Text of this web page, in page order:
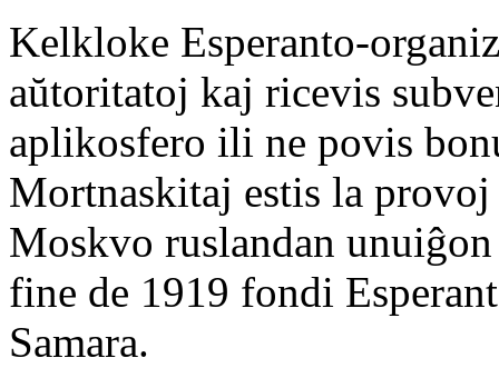
Kelkloke Esperanto-
aŭtoritatoj kaj ricevis
aplikosfero ili ne povis
Mortnaskitaj estis la
Moskvo ruslandan
fine de 1919 fondi
Samara.